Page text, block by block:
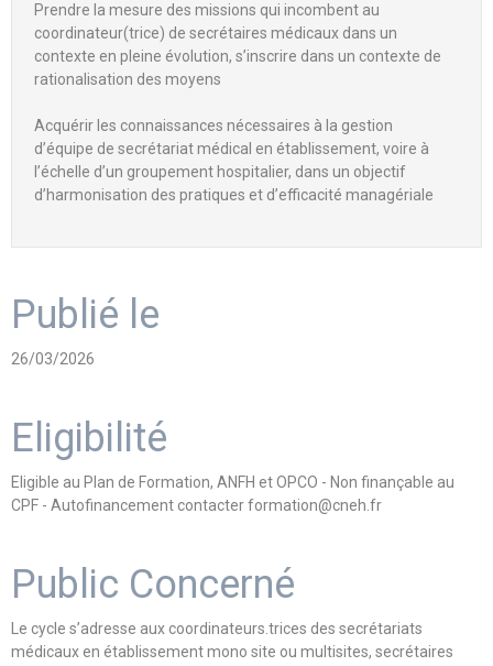
Prendre la mesure des missions qui incombent au
coordinateur(trice) de secrétaires médicaux dans un
contexte en pleine évolution, s’inscrire dans un contexte de
rationalisation des moyens
Acquérir les connaissances nécessaires à la gestion
d’équipe de secrétariat médical en établissement, voire à
l’échelle d’un groupement hospitalier, dans un objectif
d’harmonisation des pratiques et d’efficacité managériale
Publié le
26/03/2026
Eligibilité
Eligible au Plan de Formation, ANFH et OPCO - Non finançable au
CPF - Autofinancement contacter formation@cneh.fr
Public Concerné
Le cycle s’adresse aux coordinateurs.trices des secrétariats
médicaux en établissement mono site ou multisites, secrétaires